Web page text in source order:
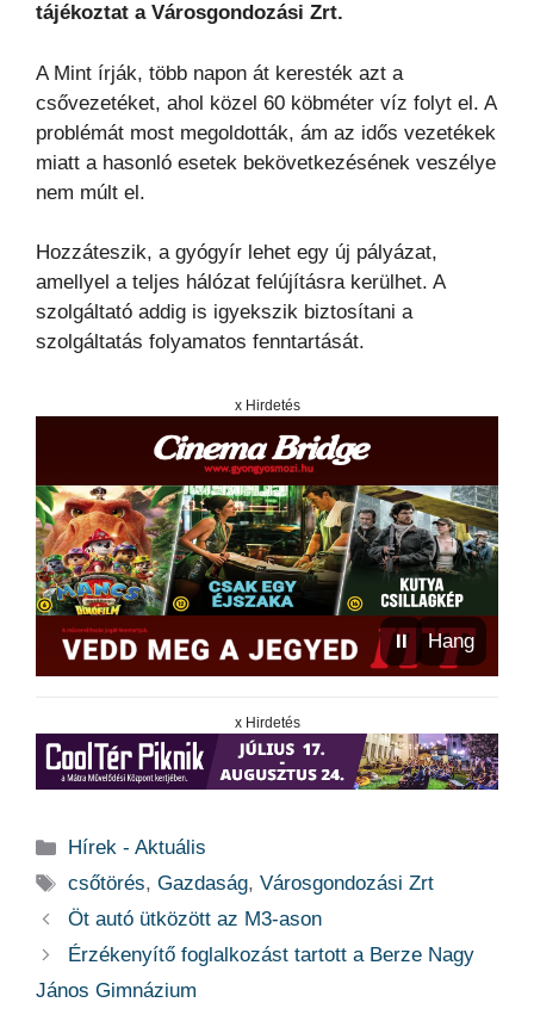
tájékoztat a Városgondozási Zrt.
A Mint írják, több napon át keresték azt a
csővezetéket, ahol közel 60 köbméter víz folyt el. A
problémát most megoldották, ám az idős vezetékek
miatt a hasonló esetek bekövetkezésének veszélye
nem múlt el.
Hozzáteszik, a gyógyír lehet egy új pályázat,
amellyel a teljes hálózat felújításra kerülhet. A
szolgáltató addig is igyekszik biztosítani a
szolgáltatás folyamatos fenntartását.
x Hirdetés
⏸ Hang
x Hirdetés
Kategória
Hírek - Aktuális
Címkék
csőtörés,Gazdaság,Városgondozási Zrt
Öt autó ütközött az M3-ason
Érzékenyítő foglalkozást tartott a Berze Nagy
János Gimnázium